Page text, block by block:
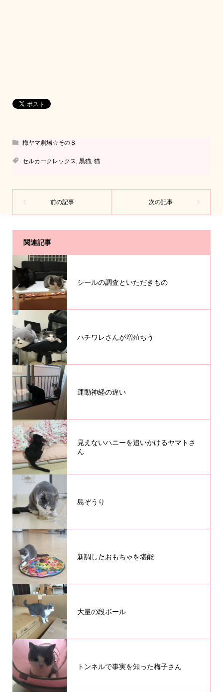
梅ヤマ劇場☆その８
セルカークレックス,黒猫,猫
関連記事
シールの調査といただきもの
ハチワレさんが増殖ちう
運動神経の違い
見えないハニーを追いかけるヤマトさ
ん
島ぞうり
新調したおもちゃを堪能
大量の段ボール
トンネルで事実を知った梅子さん